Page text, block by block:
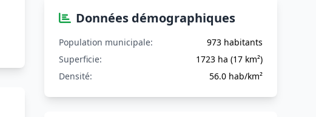
Données démographiques
Population municipale:
973 habitants
Superficie:
1723 ha (17 km²)
Densité:
56.0 hab/km²